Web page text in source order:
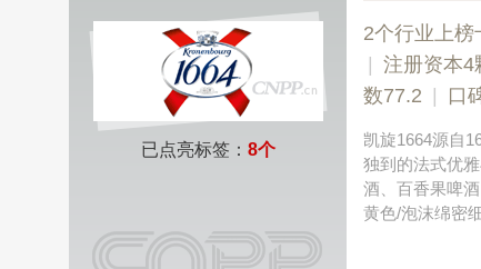
已点亮标签： 8个
2个行业上榜
注册资本4
数77.2
口
凯旋1664源自
独到的法式优
酒、百香果啤
黄色/泡沫绵密细